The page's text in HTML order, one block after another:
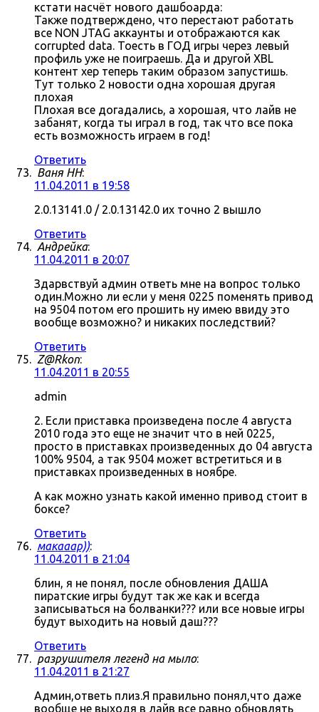
кстати насчёт нового дашбоарда:
Также подтверждено, что перестают работать
все NON JTAG аккаунты и отображаются как
corrupted data. Тоесть в ГОД игры через левый
профиль уже не поиграешь. Да и другой XBL
контент хер теперь таким образом запустишь.
Тут только 2 новости одна хорошая другая
плохая
Плохая все догадались, а хорошая, что лайв не
забанят, когда ты играл в год, так что все пока
есть возможность играем в год!
Ответить
Ваня НН:
11.04.2011 в 19:58
2.0.13141.0 / 2.0.13142.0 их точно 2 вышло
Ответить
Андрейка:
11.04.2011 в 20:07
Здарвствуй админ ответь мне на вопрос только
один.Можно ли если у меня 0225 поменять привод
на 9504 потом его прошить ну имею ввиду это
вообще возможно? и никаких последствий?
Ответить
Z@Rkon:
11.04.2011 в 20:55
admin
2. Если приставка произведена после 4 августа
2010 года это еще не значит что в ней 0225,
просто в приставках произведенных до 04 августа
100% 9504, а так 9504 может встретиться и в
приставках произведенных в ноябре.
А как можно узнать какой именно привод стоит в
боксе?
Ответить
макааар)):
11.04.2011 в 21:04
блин, я не понял, после обновления ДАША
пиратские игры будут так же как и всегда
записываться на болванки??? или все новые игры
будут выходить на новый даш???
Ответить
разрушителя легенд на мыло:
11.04.2011 в 21:27
Админ,ответь плиз.Я правильно понял,что даже
вообще не выходя в лайв все равно обновлять